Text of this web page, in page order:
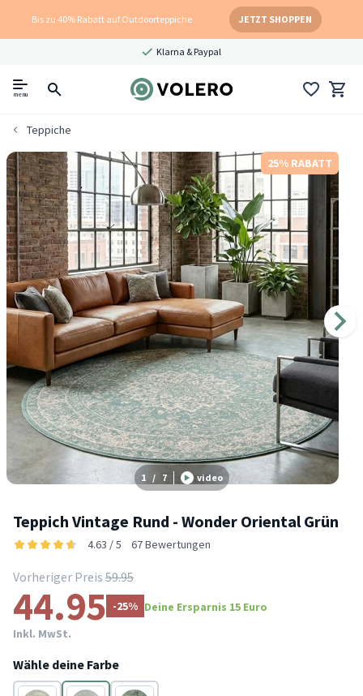
Bis zu 40% Rabatt auf Outdoorteppiche JETZT SHOPPEN
Klarna & Paypal
menu
Teppiche
25% RABATT
1 / 7 video
Teppich Vintage Rund - Wonder Oriental Grün
4.63 / 5 67 Bewertungen
Vorheriger Preis 59.95
44.95 -25% Deine Ersparnis 15 Euro
Inkl. MwSt.
Wähle deine Farbe